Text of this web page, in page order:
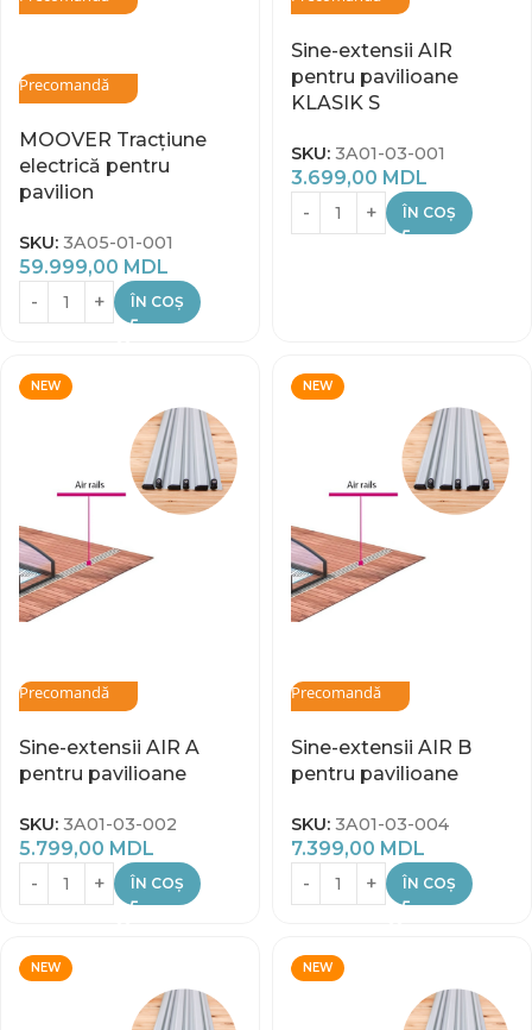
Precomandă
MOOVER Tracțiune
electrică pentru
pavilion
SKU: 3A05-01-001
59.999,00 MDL
ÎN COȘ
Sine-extensii AIR
pentru pavilioane
KLASIK S
SKU: 3A01-03-001
3.699,00 MDL
ÎN COȘ
NEW
Precomandă
Sine-extensii AIR A
pentru pavilioane
SKU: 3A01-03-002
5.799,00 MDL
ÎN COȘ
NEW
Precomandă
Sine-extensii AIR B
pentru pavilioane
SKU: 3A01-03-004
7.399,00 MDL
ÎN COȘ
NEW NEW